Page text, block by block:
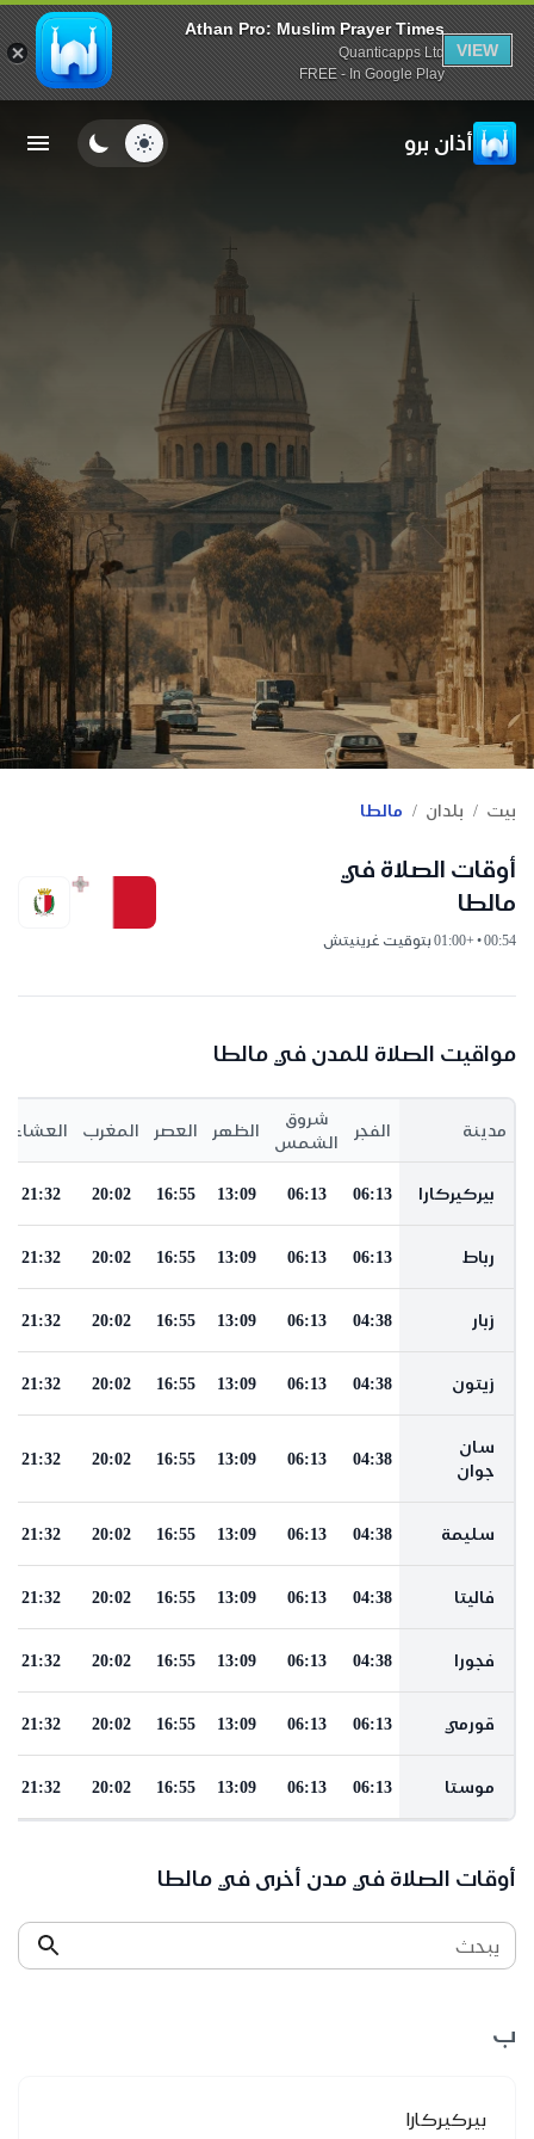
Athan Pro: Muslim Prayer Times
Quanticapps Ltd
FREE - In Google Play
VIEW
أذان برو
بيت / بلدان / مالطا
أوقات الصلاة في
مالطا
00:54 • +01:00 بتوقيت غرينيتش
مواقيت الصلاة للمدن في مالطا
مدينة الفجر
شروق
الشمس
الظهر العصر المغرب العشاء
بيركيركارا 06:13
06:13
13:09
16:55
20:02
21:32
رباط 06:13
06:13
13:09
16:55
20:02
21:32
زبار 04:38
06:13
13:09
16:55
20:02
21:32
زيتون 04:38
06:13
13:09
16:55
20:02
21:32
سان
جوان
04:38
06:13
13:09
16:55
20:02
21:32
سليمة 04:38
06:13
13:09
16:55
20:02
21:32
فاليتا 04:38
06:13
13:09
16:55
20:02
21:32
فجورا 04:38
06:13
13:09
16:55
20:02
21:32
قورمي 06:13
06:13
13:09
16:55
20:02
21:32
موستا 06:13
06:13
13:09
16:55
20:02
21:32
أوقات الصلاة في مدن أخرى في مالطا
يبحث
ب
بيركيركارا